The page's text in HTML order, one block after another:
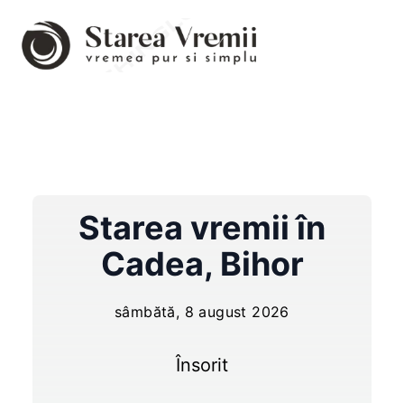
Starea vremii în
Cadea, Bihor
sâmbătă, 8 august 2026
Însorit